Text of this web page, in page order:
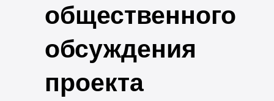
общественного
обсуждения
проекта